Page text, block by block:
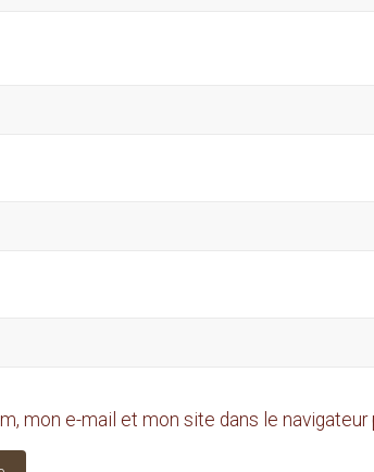
mon e-mail et mon site dans le